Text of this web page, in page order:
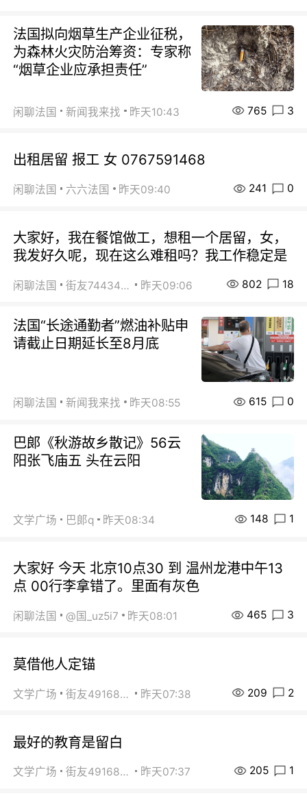
法国拟向烟草生产企业征税，
为森林火灾防治筹资：专家称
“烟草企业应承担责任”
闲聊法国 新闻我来找 昨天10:43 765 3
出租居留 报工 女 0767591468
闲聊法国 六六法国 昨天09:40 241 0
大家好，我在餐馆做工，想租一个居留，女，
我发好久呢，现在这么难租吗？我工作稳定是
闲聊法国 街友74434350 昨天09:06 802 18
法国“长途通勤者”燃油补贴申
请截止日期延长至8月底
闲聊法国 新闻我来找 昨天08:55 615 0
巴郞《秋游故乡散记》56云
阳张飞庙五 头在云阳
文学广场 巴郞q 昨天08:34 148 1
大家好 今天 北京10点30 到 温州龙港中午13
点 00行李拿错了。里面有灰色
闲聊法国 @国_uz5i7 昨天08:01 465 3
莫借他人定锚
文学广场 街友49168527 昨天07:38 209 2
最好的教育是留白
文学广场 街友49168527 昨天07:37 205 1